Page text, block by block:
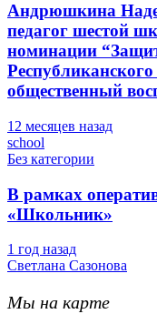
Андрюшкина
педагог шестой
номинации
общественный
12 месяцев назад
school
Без категории
В рамках
«Школьник»
1 год назад
Светлана Сазонова
Мы на карте